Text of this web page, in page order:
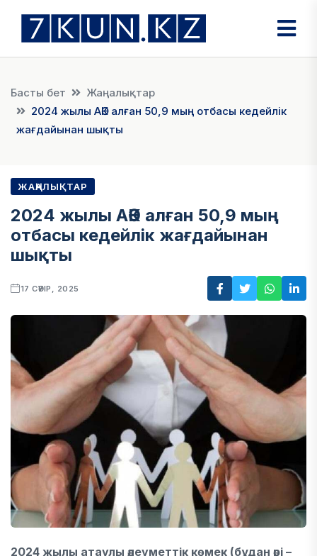
Басты бет
Жаңалықтар
2024 жылы АӘК алған 50,9 мың отбасы кедейлік
жағдайынан шықты
ЖАҢАЛЫҚТАР
2024 жылы АӘК алған 50,9 мың
отбасы кедейлік жағдайынан
шықты
17 СӘУІР, 2025
2024 жылы атаулы әлеуметтік көмек (бұдан әрі –